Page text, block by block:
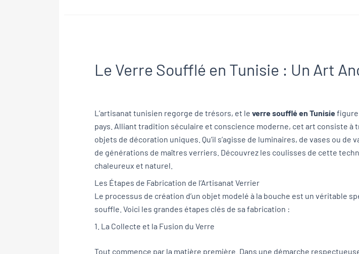
Le Verre Soufflé en Tunisie : Un Art
L’artisanat tunisien regorge de trésors, et le verre soufflé en Tunisiefigure
pays. Alliant tradition séculaire et conscience moderne, cet art consiste
objets de décoration uniques. Qu’il s’agisse de luminaires, de vases ou
de générations de maîtres verriers. Découvrez les coulisses de cette
chaleureux et naturel.
Les Étapes de Fabrication de l’Artisanat Verrier
Le processus de création d’un objet modelé à la bouche est un véritable
souffle. Voici les grandes étapes clés de sa fabrication :
1. La Collecte et la Fusion du Verre
Tout commence par la matière première. Dans une démarche